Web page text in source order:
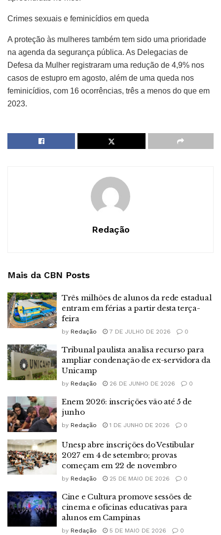
Crimes sexuais e feminicídios em queda
A proteção às mulheres também tem sido uma prioridade
na agenda da segurança pública. As Delegacias de
Defesa da Mulher registraram uma redução de 4,9% nos
casos de estupro em agosto, além de uma queda nos
feminicídios, com 16 ocorrências, três a menos do que em
2023.
Redação
Mais da CBN Posts
Três milhões de alunos da rede estadual
entram em férias a partir desta terça-
feira
by Redação 7 DE JULHO DE 2026 0
Tribunal paulista analisa recurso para
ampliar condenação de ex-servidora da
Unicamp
by Redação 26 DE JUNHO DE 2026 0
Enem 2026: inscrições vão até 5 de
junho
by Redação 1 DE JUNHO DE 2026 0
Unesp abre inscrições do Vestibular
2027 em 4 de setembro; provas
começam em 22 de novembro
by Redação 25 DE MAIO DE 2026 0
Cine e Cultura promove sessões de
cinema e oficinas educativas para
alunos em Campinas
by Redação 5 DE MAIO DE 2026 0